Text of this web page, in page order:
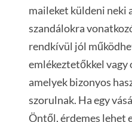
maileket küldeni neki
szandálokra
rendkívül jól
emlékeztetőkkel vagy
amelyek bizonyos
szorulnak. Ha egy
Öntől, érdemes lehet